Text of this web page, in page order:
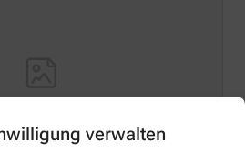
verwalten